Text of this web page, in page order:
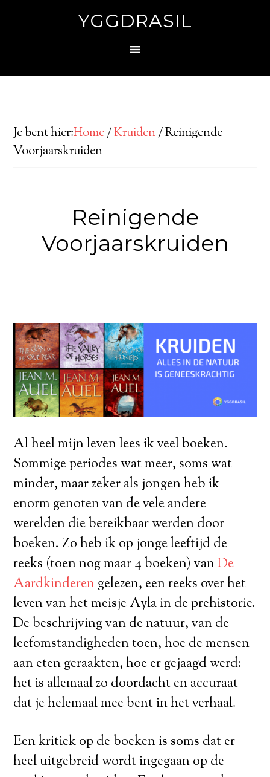
YGGDRASIL
Je bent hier:Home/Kruiden/Reinigende
Voorjaarskruiden
Reinigende
Voorjaarskruiden
Al heel mijn leven lees ik veel boeken.
Sommige periodes wat meer, soms wat
minder, maar zeker als jongen heb ik
enorm genoten van de vele andere
werelden die bereikbaar werden door
boeken. Zo heb ik op jonge leeftijd de
reeks (toen nog maar 4 boeken) vanDe
Aardkinderengelezen, een reeks over het
leven van het meisje Ayla in de prehistorie.
De beschrijving van de natuur, van de
leefomstandigheden toen, hoe de mensen
aan eten geraakten, hoe er gejaagd werd:
het is allemaal zo doordacht en accuraat
dat je helemaal mee bent in het verhaal.
Een kritiek op de boeken is soms dat er
heel uitgebreid wordt ingegaan op de